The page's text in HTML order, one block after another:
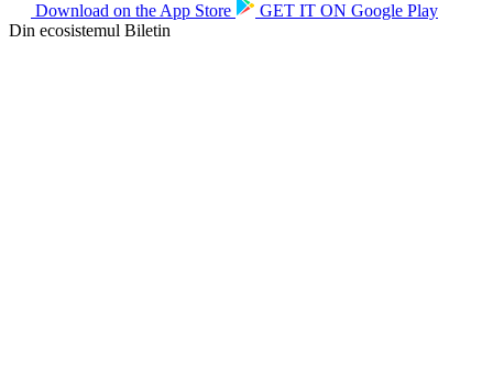
Download on the App Store GET IT ON Google Play
Din ecosistemul Biletin